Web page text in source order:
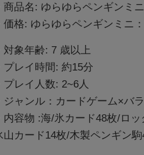
商品名: ゆらゆらペンギンミ
価格: ゆらゆらペンギンミニ
対象年齢: 7 歳以上
プレイ時間: 約15分
プレイ人数: 2~6人
ジャンル：カードゲーム×バ
内容物 :海/氷カード48枚/ロ
山カード14枚/木製ペンギン